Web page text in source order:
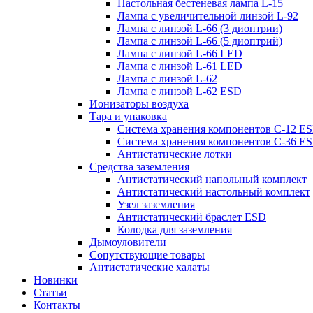
Настольная бестеневая лампа L-15
Лампа с увеличительной линзой L-92
Лампа с линзой L-66 (3 диоптрии)
Лампа с линзой L-66 (5 диоптрий)
Лампа с линзой L-66 LED
Лампа с линзой L-61 LED
Лампа с линзой L-62
Лампа с линзой L-62 ESD
Ионизаторы воздуха
Тара и упаковка
Система хранения компонентов C-12
Система хранения компонентов C-36
Антистатические лотки
Средства заземления
Антистатический напольный комплект
Антистатический настольный комплект
Узел заземления
Антистатический браслет ESD
Колодка для заземления
Дымоуловители
Сопутствующие товары
Антистатические халаты
Новинки
Статьи
Контакты